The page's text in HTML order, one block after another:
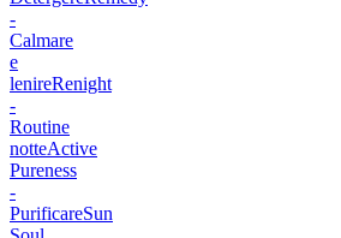
-
Calmare
e
lenireRenight
-
Routine
notteActive
Pureness
-
PurificareSun